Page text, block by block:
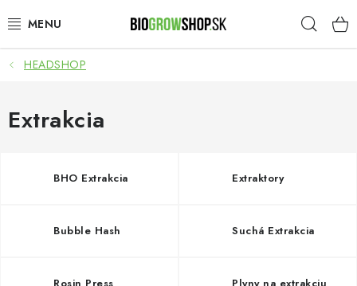
na
PESTOVANIE
HEADSHOP
TOTÁLNY VÝPREDAJ
HEADSHOP
Extrakcia
BHO Extrakcia Extraktory
Bubble Hash Suchá Extrakcia